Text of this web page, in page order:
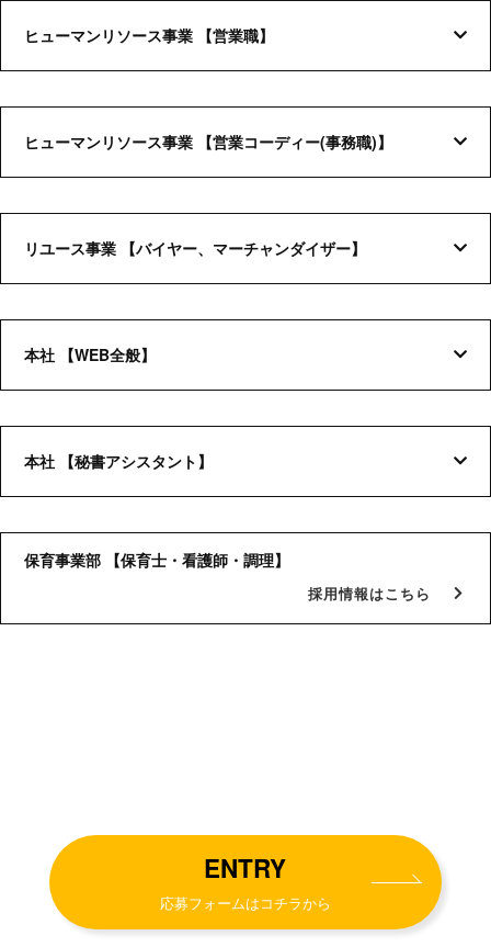
ヒューマンリソース事業 【営業職】
ヒューマンリソース事業 【営業コーディー(事務職)】
リユース事業 【バイヤー、マーチャンダイザー】
本社 【WEB全般】
本社 【秘書アシスタント】
保育事業部 【保育士・看護師・調理】
採用情報はこちら
ENTRY
応募フォームはコチラから